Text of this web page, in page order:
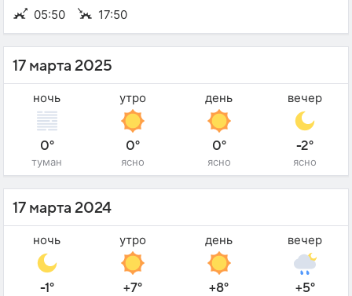
05:50 17:50
17 марта 2025
ночь
0°
туман
утро
0°
ясно
день
0°
ясно
вечер
-2°
ясно
17 марта 2024
ночь
-1°
утро
+7°
день
+8°
вечер
+5°